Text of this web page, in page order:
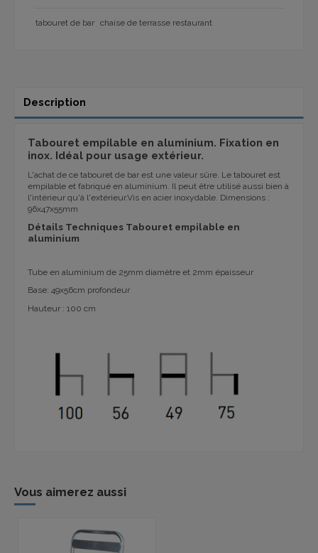
tabouret de bar chaise de terrasse restaurant
Description
Tabouret empilable en aluminium. Fixation en
inox. Idéal pour usage extérieur.
L'achat de ce tabouret de bar est une valeur sûre. Le tabouret est
empilable et fabriqué en aluminium. Il peut être utilisé aussi bien à
l'intérieur qu'à l'extérieur.Vis en acier inoxydable. Dimensions :
96x47x55mm
Détails Techniques Tabouret empilable en
aluminium
Tube en aluminium de 25mm diamètre et 2mm épaisseur
Base: 49x56cm profondeur
Hauteur : 100 cm
Vous aimerez aussi